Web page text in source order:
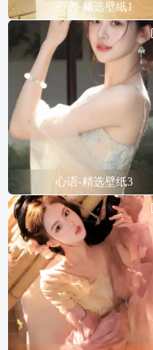
心语-精选壁纸1
心语-精选壁纸3